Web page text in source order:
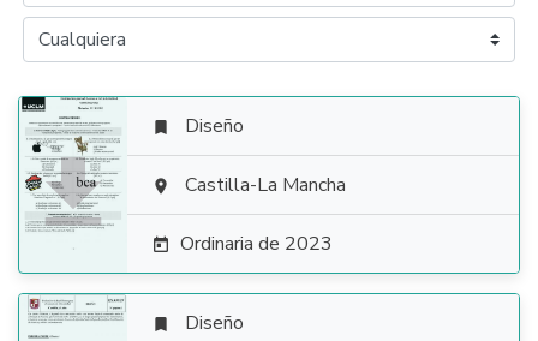

 Diseño
 Castilla-La Mancha
 Ordinaria de 2023
 Diseño